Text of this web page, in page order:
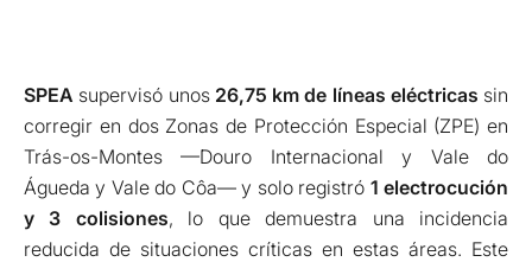
SPEA supervisó unos 26,75 km de líneas eléctricas sin
corregir en dos Zonas de Protección Especial (ZPE) en
Trás-os-Montes —Douro Internacional y Vale do
Águeda y Vale do Côa— y solo registró 1 electrocución
y 3 colisiones, lo que demuestra una incidencia
reducida de situaciones críticas en estas áreas. Este